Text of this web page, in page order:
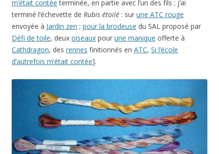
m’était contée terminée, en partie avec l’un des fils ; j’ai
terminé l’échevette de Rubis étoilé : sur une ATC rouge
envoyée à Jardin zen ; pour la brodeuse du SAL proposé par
Défi de toile, deux oiseaux pour une manique offerte à
Cathdragon, des rennes finitionnés en ATC, Si l’école
d’autrefois m’était contée].